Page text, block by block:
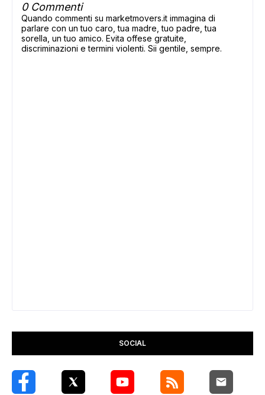
0 Commenti
Quando commenti su marketmovers.it immagina di
parlare con un tuo caro, tua madre, tuo padre, tua
sorella, un tuo amico. Evita offese gratuite,
discriminazioni e termini violenti. Sii gentile, sempre.
SOCIAL